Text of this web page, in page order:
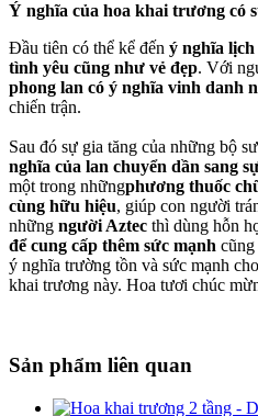
Ý nghĩa của hoa khai trương có
Đầu tiên có thể kể đến ý nghĩa lịch
tình yêu cũng như vẻ đẹp. Với
phong lan có ý nghĩa vinh danh
chiến trận.
Sau đó sự gia tăng của những bộ
nghĩa của lan chuyển dần sang
một trong nhữngphương thuốc
cùng hữu hiệu, giúp con người
những người Aztec thì dùng hỗn
để cung cấp thêm sức mạnh
ý nghĩa trường tồn và sức mạnh
khai trương này. Hoa tươi chúc
Sản phẩm liên quan